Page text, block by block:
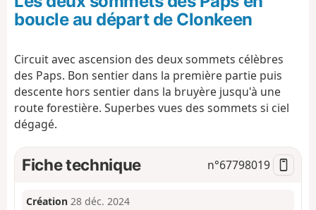
o
n
boucle au départ de Clonkeen
Circuit avec ascension des deux sommets célèbres
des Paps. Bon sentier dans la première partie puis
descente hors sentier dans la bruyère jusqu'à une
route forestière. Superbes vues des sommets si ciel
dégagé.
Fiche technique n°67798019
Création 28 déc. 2024